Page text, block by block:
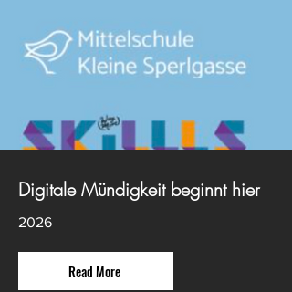
Digitale Mündigkeit beginnt hier
2026
Read More